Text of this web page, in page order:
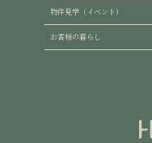
物件見学（イベント）
お客様の暮らし